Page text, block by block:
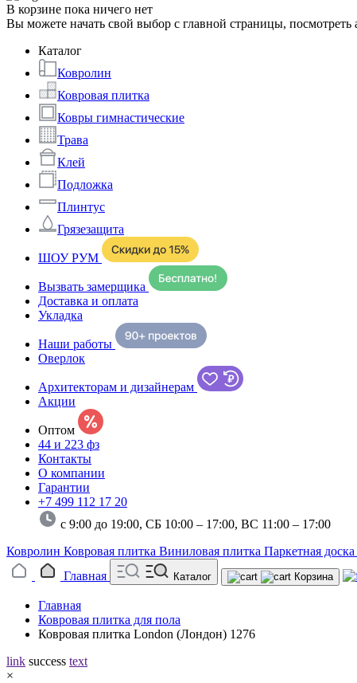
В корзине пока ничего нет
Вы можете начать свой выбор с главной страницы, посмотреть
Каталог
Ковролин
Ковровая плитка
Ковры гимнастические
Трава
Клей
Подложка
Плинтус
Грязезащита
ШОУ РУМ
Вызвать замерщика
Доставка и оплата
Укладка
Наши работы
Оверлок
Архитекторам и дизайнерам
Акции
Оптом
44 и 223 фз
Контакты
О компании
Гарантии
+7 499 112 17 20
с 9:00 до 19:00, СБ 10:00 – 17:00, ВС 11:00 – 17:00
Ковролин Ковровая плитка Виниловая плитка Паркетная доска
Главная
Каталог Корзина
Главная
Ковровая плитка для пола
Ковровая плитка London (Лондон) 1276
link success text
×